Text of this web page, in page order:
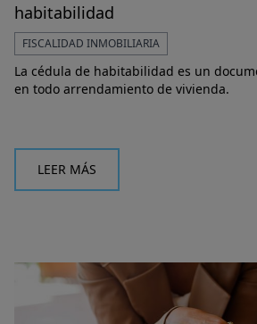
habitabilidad
FISCALIDAD INMOBILIARIA
La cédula de habitabilidad es un
en todo arrendamiento de vivienda.
LEER MÁS